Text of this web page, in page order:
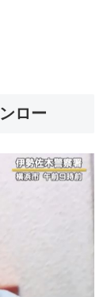
ロー